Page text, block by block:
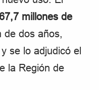
millones de
de dos años,
se lo adjudicó el
la Región de